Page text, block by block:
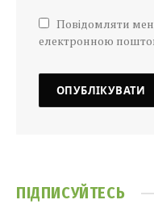
Повідомляти
електронною
ПІДПИСУЙТЕСЬ